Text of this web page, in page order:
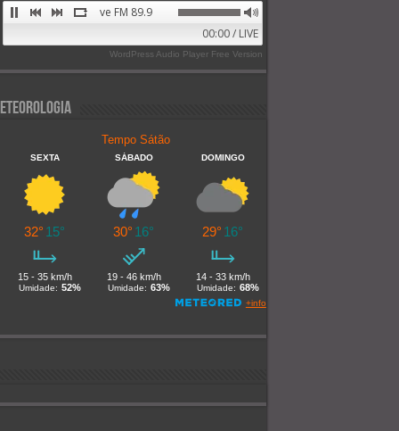
Alive FM 89.9
00:00 / LIVE
WordPress Audio Player Free Version